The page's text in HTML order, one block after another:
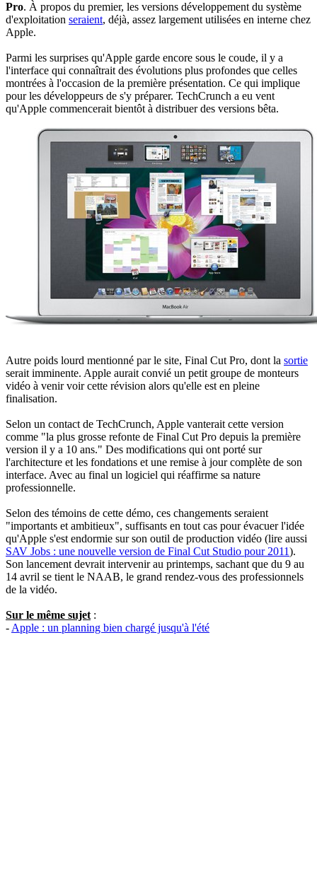
Pro. À propos du premier, les versions développement du système
d'exploitation seraient, déjà, assez largement utilisées en interne chez
Apple.
Parmi les surprises qu'Apple garde encore sous le coude, il y a
l'interface qui connaîtrait des évolutions plus profondes que celles
montrées à l'occasion de la première présentation. Ce qui implique
pour les développeurs de s'y préparer. TechCrunch a eu vent
qu'Apple commencerait bientôt à distribuer des versions bêta.
Autre poids lourd mentionné par le site, Final Cut Pro, dont la sortie
serait imminente. Apple aurait convié un petit groupe de monteurs
vidéo à venir voir cette révision alors qu'elle est en pleine
finalisation.
Selon un contact de TechCrunch, Apple vanterait cette version
comme "la plus grosse refonte de Final Cut Pro depuis la première
version il y a 10 ans." Des modifications qui ont porté sur
l'architecture et les fondations et une remise à jour complète de son
interface. Avec au final un logiciel qui réaffirme sa nature
professionnelle.
Selon des témoins de cette démo, ces changements seraient
"importants et ambitieux", suffisants en tout cas pour évacuer l'idée
qu'Apple s'est endormie sur son outil de production vidéo (lire aussi
SAV Jobs : une nouvelle version de Final Cut Studio pour 2011).
Son lancement devrait intervenir au printemps, sachant que du 9 au
14 avril se tient le NAAB, le grand rendez-vous des professionnels
de la vidéo.
Sur le même sujet :
- Apple : un planning bien chargé jusqu'à l'été